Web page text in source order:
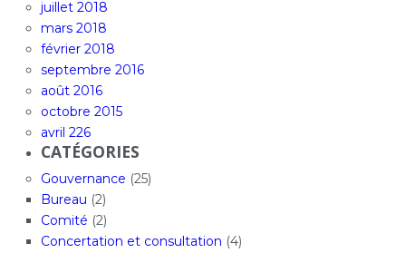
juillet 2018
mars 2018
février 2018
septembre 2016
août 2016
octobre 2015
avril 226
CATÉGORIES
Gouvernance (25)
Bureau (2)
Comité (2)
Concertation et consultation (4)